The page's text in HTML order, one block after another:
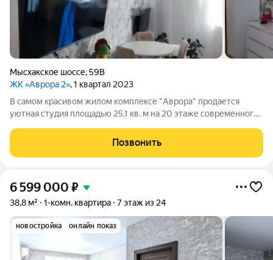
Мысхакское шоссе,59В
ЖК «Аврора 2», 1 квартал 2023
В самом красивом жилом комплексе "Аврора" продается
уютная студия площадью 25,1 кв. м на 20 этаже современного
подойдет как для жизни, так и для сдачи в аренду, в том числе
и для семьи с
Позвонить
6 599 000 ₽
38,8 м² 1-комн. квартира 7 этаж из 24
новостройка онлайн показ